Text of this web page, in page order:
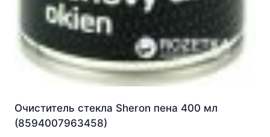
Очиститель стекла Sheron пена 400 мл
(8594007963458)